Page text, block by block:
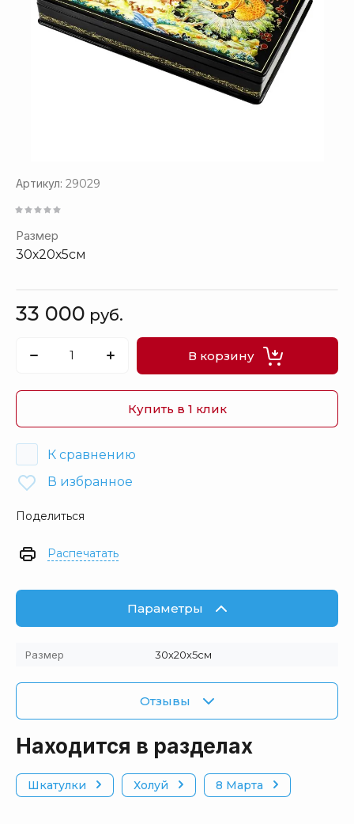
Артикул: 29029
Размер
30х20х5см
33 000 руб.
В корзину
Купить в 1 клик
К сравнению
В избранное
Поделиться
Распечатать
Параметры
Размер 30х20х5см
Отзывы
Находится в разделах
Шкатулки Холуй 8 Марта